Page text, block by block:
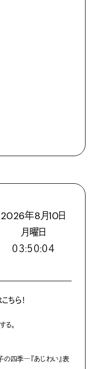
2026年8月10日
月曜日
０３:５０:０５
ちら！
る。
四季―『あじわい』表